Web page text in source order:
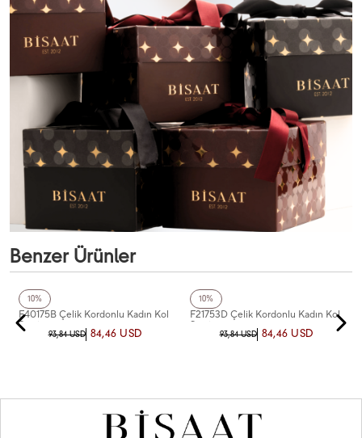
Benzer Ürünler
10%
Ferro
F40175B Çelik Kordonlu Kadın Kol
Saati
93,84 USD 84,46 USD
10%
Ferro
F21753D Çelik Kordonlu Kadın Kol
Saati
93,84 USD 84,46 USD